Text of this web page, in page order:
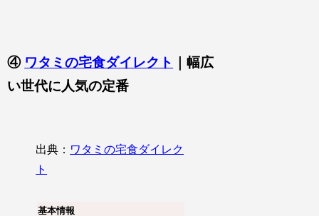
④ ワタミの宅食ダイレク ト
｜幅広
い世代に人気の定番
出典： ワタミの宅食ダイレク
ト
基本情報